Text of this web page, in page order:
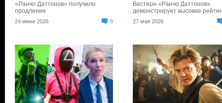
«Ранчо Даттонов» получило
продление
24 июня 2026 8
Вестерн «Ранчо Даттонов»
демонстрирует высокие
27 мая 2026